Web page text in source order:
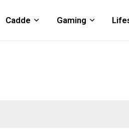
Cadde Gaming